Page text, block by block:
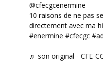
@cfecgcenermine
10 raisons de ne pas
directement avec ma
#enermine #cfecgc
♬ son original - CFE-